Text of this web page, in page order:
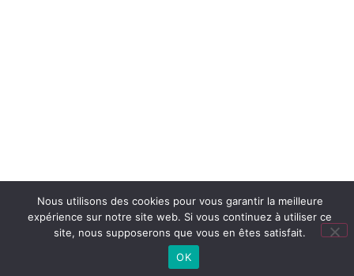
Nous utilisons des cookies pour vous garantir la meilleure
expérience sur notre site web. Si vous continuez à utiliser ce
site, nous supposerons que vous en êtes satisfait.
OK